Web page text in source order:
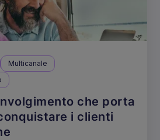
Multicanale
che porta
i clienti